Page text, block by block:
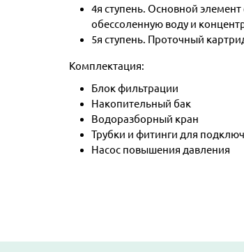
4я ступень. Основной
обессоленную воду и
5я ступень. Проточный
Комплектация:
Блок фильтрации
Накопительный бак
Водоразборный кран
Трубки и фитинги для
Насос повышения давления